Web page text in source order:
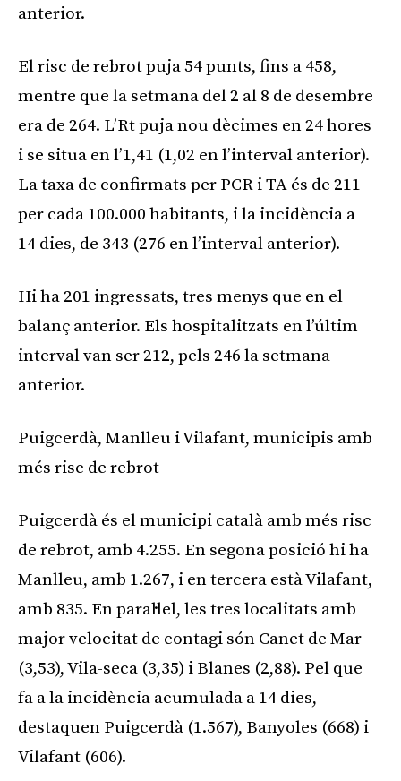
anterior.
El risc de rebrot puja 54 punts, fins a 458,
mentre que la setmana del 2 al 8 de desembre
era de 264. L’Rt puja nou dècimes en 24 hores
i se situa en l’1,41 (1,02 en l’interval anterior).
La taxa de confirmats per PCR i TA és de 211
per cada 100.000 habitants, i la incidència a
14 dies, de 343 (276 en l’interval anterior).
Hi ha 201 ingressats, tres menys que en el
balanç anterior. Els hospitalitzats en l’últim
interval van ser 212, pels 246 la setmana
anterior.
Puigcerdà, Manlleu i Vilafant, municipis amb
més risc de rebrot
Puigcerdà és el municipi català amb més risc
de rebrot, amb 4.255. En segona posició hi ha
Manlleu, amb 1.267, i en tercera està Vilafant,
amb 835. En paral·lel, les tres localitats amb
major velocitat de contagi són Canet de Mar
(3,53), Vila-seca (3,35) i Blanes (2,88). Pel que
fa a la incidència acumulada a 14 dies,
destaquen Puigcerdà (1.567), Banyoles (668) i
Vilafant (606).